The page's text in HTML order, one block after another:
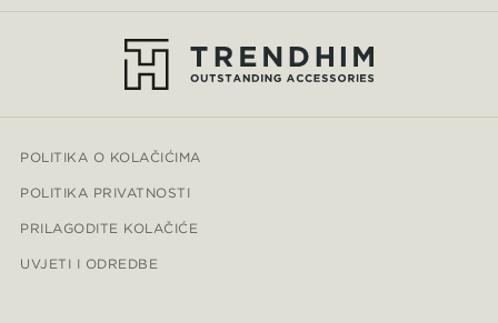
POLITIKA O KOLAČIĆIMA
POLITIKA PRIVATNOSTI
PRILAGODITE KOLAČIĆE
UVJETI I ODREDBE